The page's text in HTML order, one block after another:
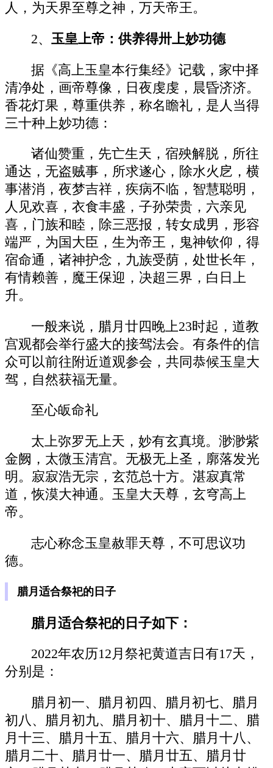
人，为天界至尊之神，万天帝王。
2、玉皇上帝：供养得卅上妙功德
据《高上玉皇本行集经》记载，家中择
清净处，画帝尊像，日夜虔虔，晨昏济济。
香花灯果，尊重供养，称名瞻礼，是人当得
三十种上妙功德：
诸仙赞重，先亡生天，宿殃解脱，所往
通达，无盗贼事，所求遂心，除水火戹，横
事潜消，夜梦吉祥，疾病不临，智慧聪明，
人见欢喜，衣食丰盛，子孙荣贵，六亲见
喜，门族和睦，除三恶报，转女成男，形容
端严，为国大臣，生为帝王，鬼神钦仰，得
宿命通，诸神护念，九族受荫，处世长年，
有情赖善，魔王保迎，决超三界，白日上
升。
一般来说，腊月廿四晚上23时起，道教
宫观都会举行盛大的接驾法会。有条件的信
众可以前往附近道观参会，共同恭候玉皇大
驾，自然获福无量。
至心皈命礼
太上弥罗无上天，妙有玄真境。渺渺紫
金阙，太微玉清宫。无极无上圣，廓落发光
明。寂寂浩无宗，玄范总十方。湛寂真常
道，恢漠大神通。玉皇大天尊，玄穹高上
帝。
志心称念玉皇赦罪天尊，不可思议功
德。
腊月适合祭祀的日子
腊月适合祭祀的日子如下：
2022年农历12月祭祀黄道吉日有17天，
分别是：
腊月初一、腊月初四、腊月初七、腊月
初八、腊月初九、腊月初十、腊月十二、腊
月十三、腊月十五、腊月十六、腊月十八、
腊月二十、腊月廿一、腊月廿五、腊月廿